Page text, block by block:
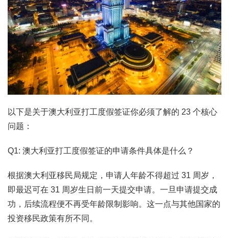
以下是关于澳大利亚打工度假签证你必须了解的 23 个核心
问题：
Q1: 澳大利亚打工度假签证的申请条件具体是什么？
根据澳大利亚移民局规定，申请人年龄不得超过 31 周岁，
即最迟可在 31 周岁生日前一天提交申请。一旦申请提交成
功，后续流程便不再受年龄限制影响。这一点与其他国家的
投资移民政策有所不同。